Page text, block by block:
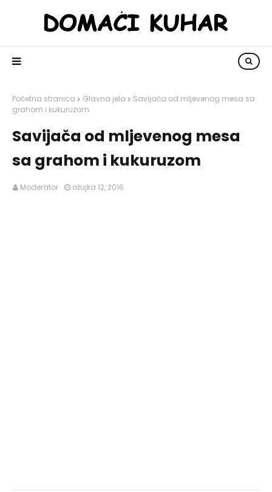
Početna stranica Glavna jela
Savijača od mljevenog mesa sa
grahom i kukuruzom
Savijača od mljevenog mesa
sa grahom i kukuruzom
Moderator ožujka 12, 2016